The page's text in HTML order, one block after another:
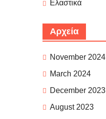
Ελαστικά
Αρχεία
November 2024
March 2024
December 2023
August 2023